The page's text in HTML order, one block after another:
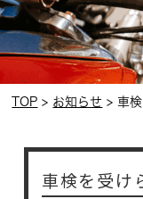
TOP お知らせ 車
車検を受け